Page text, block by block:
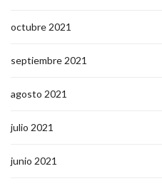
octubre 2021
septiembre 2021
agosto 2021
julio 2021
junio 2021